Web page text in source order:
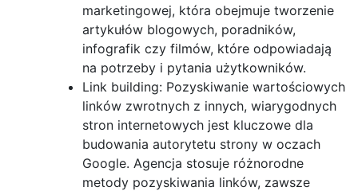
marketingowej, która obejmuje tworzenie
artykułów blogowych, poradników,
infografik czy filmów, które odpowiadają
na potrzeby i pytania użytkowników.
Link building: Pozyskiwanie wartościowych
linków zwrotnych z innych, wiarygodnych
stron internetowych jest kluczowe dla
budowania autorytetu strony w oczach
Google. Agencja stosuje różnorodne
metody pozyskiwania linków, zawsze